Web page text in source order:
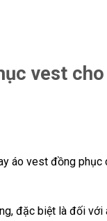
vest cho
áo vest đồng phục
đặc biệt là đối với